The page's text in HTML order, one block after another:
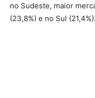
no Sudeste, maior
(23,8%) e no Sul (21,4%).